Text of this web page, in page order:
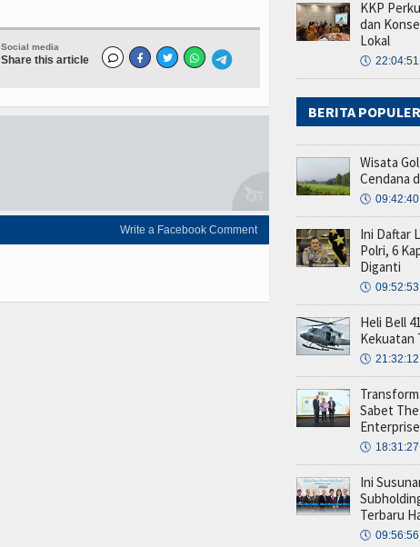
Social media
Share this article
Write a Facebook Comment
KKP
dan
Lokal
🕔
BERITA POPULER
Wisata
Cendana
🕔
Ini Daftar
Polri, 6
Diganti
🕔
Heli Bell
Kekuatan
🕔
Sabet
🕔
Ini
Terbaru
🕔